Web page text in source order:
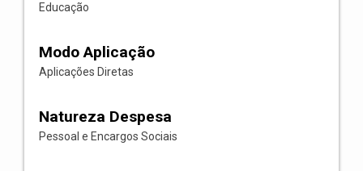
Educação
Modo Aplicação
Aplicações Diretas
Natureza Despesa
Pessoal e Encargos Sociais